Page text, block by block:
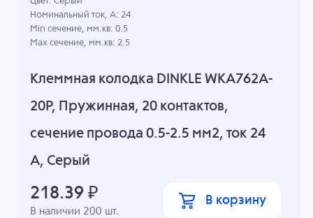
Клеммная колодка DINKLE WKA762A-
20P, Пружинная, 20 контактов,
сечение провода 0.5-2.5 мм2, ток 24
A, Серый
В наличии 200 шт.
Номинальный ток, А: 24
Min сечение, мм.кв: 0.5
Max сечение, мм.кв: 2.5
218.39 ₽ В корзину